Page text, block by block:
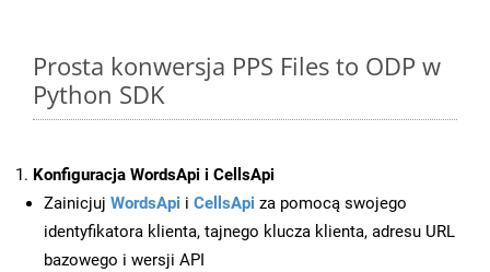
Prosta konwersja PPS Files to ODP w
Python SDK
Konfiguracja WordsApi i CellsApi
Zainicjuj WordsApi i CellsApi za pomocą swojego
identyfikatora klienta, tajnego klucza klienta, adresu URL
bazowego i wersji API